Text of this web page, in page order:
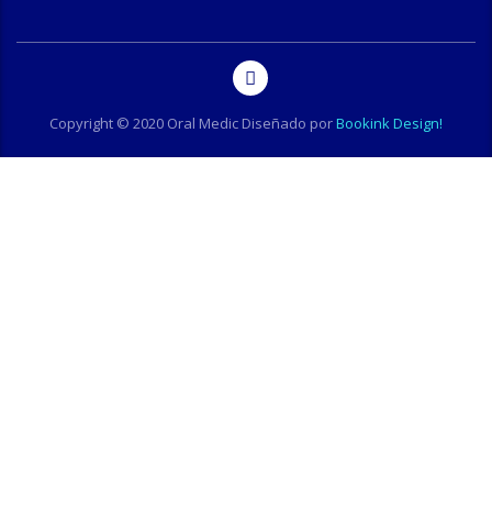
Copyright © 2020 Oral Medic Diseñado porBookink Design!